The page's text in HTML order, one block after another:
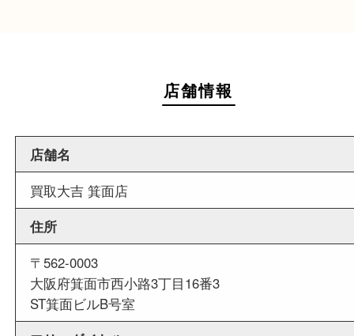
当店は週末も営業しております。平日にはご来店
いお客様にもご利用しやすい買取専門店です。